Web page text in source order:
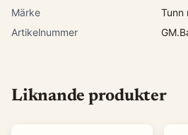
Märke
Tunn
Artikelnummer
Liknande produkter